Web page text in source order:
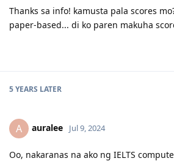
Thanks sa info! kamusta pala scores
paper-based... di ko paren makuha
5 YEARS LATER
A auralee Jul 9, 2024
Oo, nakaranas na ako ng IELTS